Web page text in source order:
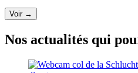
Voir →
Nos actualités qui